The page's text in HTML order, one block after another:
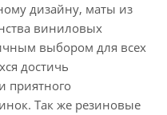
дизайну, маты из
виниловых
выбором для всех
достичь
приятного
Так же резиновые